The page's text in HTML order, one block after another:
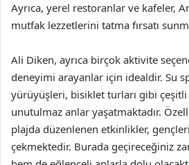
Ayrıca, yerel restoranlar ve kafeler,
mutfak lezzetlerini tatma fırsatı
Ali Diken, ayrıca birçok aktivite
deneyimi arayanlar için idealdir. Su
yürüyüşleri, bisiklet turları gibi
unutulmaz anlar yaşatmaktadır.
plajda düzenlenen etkinlikler,
çekmektedir. Burada geçireceğiniz